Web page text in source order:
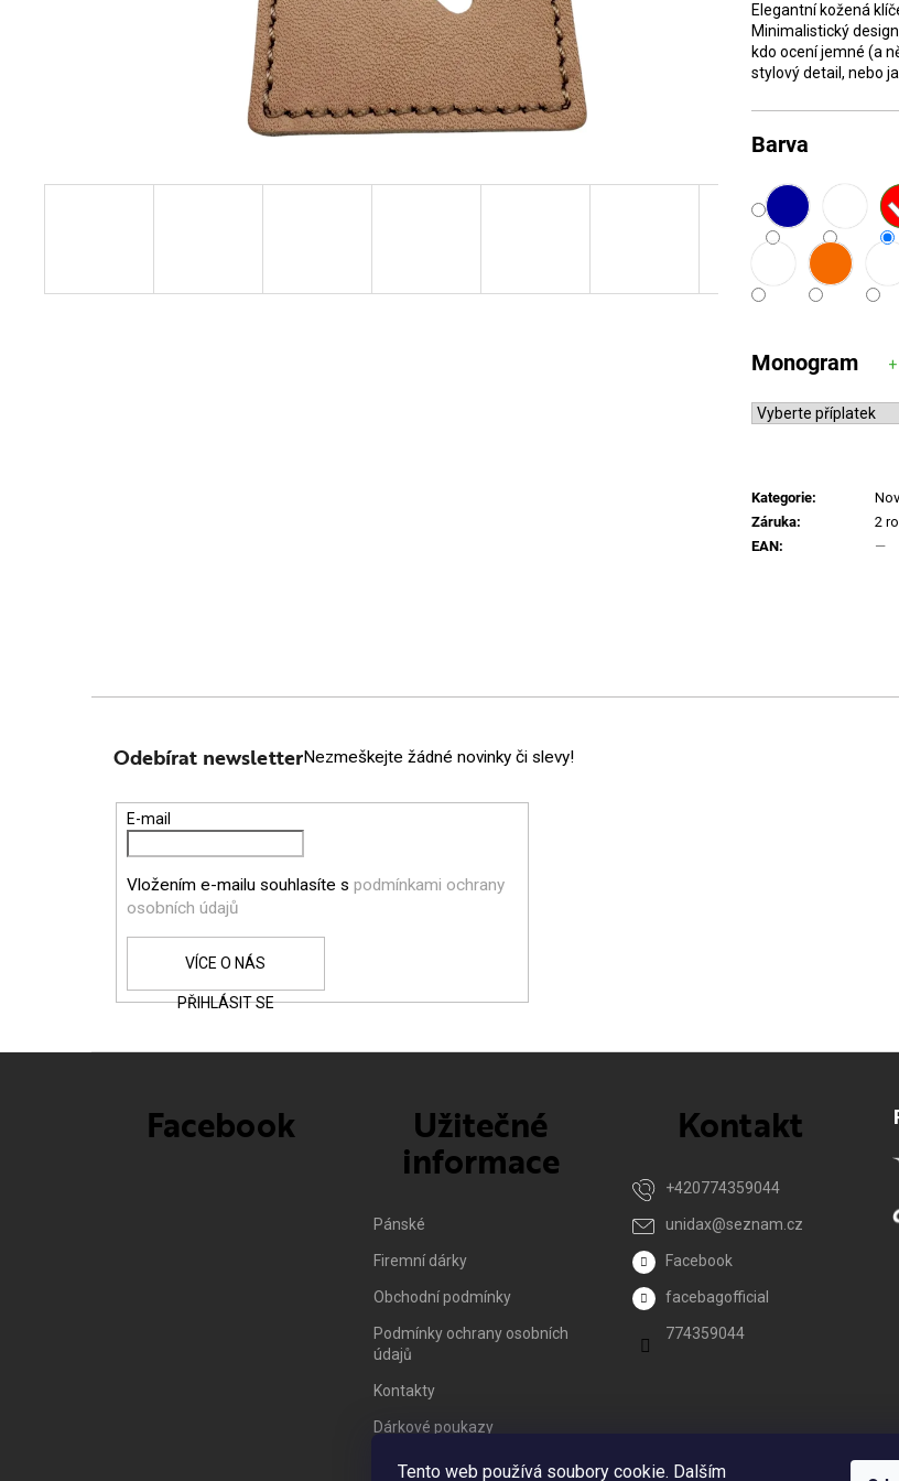
Tento web používá soubory cookie. Dalším
Barva
Monogram
Elegantní kožená
Minimalistický
kdo ocení jemné (a
stylový detail, nebo
Kategorie:
Záruka:
2
EAN: —
Odebírat newsletterNezmeškejte žádné novinky či slevy!
E-mail
Vložením e-mailu souhlasíte s podmínkami ochrany
osobních údajů
PŘIHLÁSIT SE
Facebook Užitečné
informace
Pánské
Firemní dárky
Obchodní podmínky
Podmínky ochrany osobních
údajů
Kontakty
Dárkové poukazy
Vrácení zboží/ Reklamace
Kontakt
unidax@seznam.cz
+420774359044
Facebook
facebagofficial
774359044